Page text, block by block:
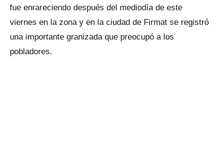
fue enrareciendo después del mediodía de este
viernes en la zona y en la ciudad de Firmat se registró
una importante granizada que preocupó a los
pobladores.